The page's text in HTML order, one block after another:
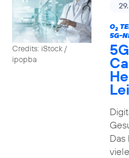
Credits: iStock /
ipopba
O2
5G-
Das